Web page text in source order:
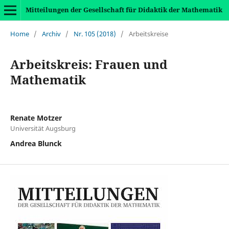
Mitteilungen der Gesellschaft für Didaktik der Mathematik
Home / Archiv / Nr. 105 (2018) / Arbeitskreise
Arbeitskreis: Frauen und
Mathematik
Renate Motzer
Universität Augsburg
Andrea Blunck